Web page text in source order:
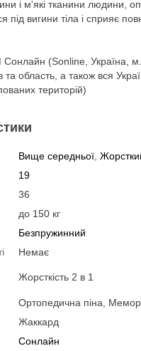
і м'які тканини людини,
під вигини тіла і сприяє
(Sonline, Україна,
та область, а також вся
територій)
Вище середньої,
19
36
до 150 кг
Безпружинний
Немає
Жорсткість 2 в 1
Ортопедична піна,
Жаккард
Сонлайн